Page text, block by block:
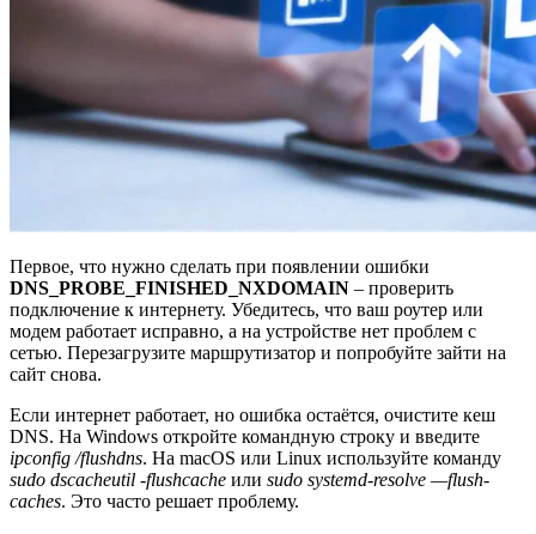
Первое, что нужно сделать при появлении ошибки
DNS_PROBE_FINISHED_NXDOMAIN – проверить
подключение к интернету. Убедитесь, что ваш роутер или
модем работает исправно, а на устройстве нет проблем с
сетью. Перезагрузите маршрутизатор и попробуйте зайти на
сайт снова.
Если интернет работает, но ошибка остаётся, очистите кеш
DNS. На Windows откройте командную строку и введите
ipconfig /flushdns. На macOS или Linux используйте команду
sudo dscacheutil -flushcache или sudo systemd-resolve —flush-
caches. Это часто решает проблему.